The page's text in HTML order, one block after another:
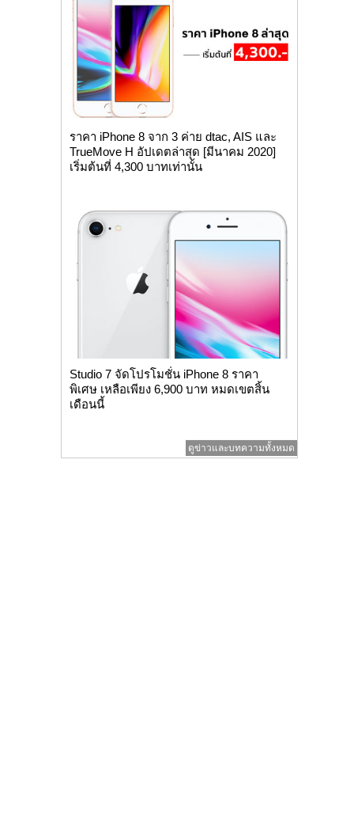
ราคา iPhone 8 จาก 3 ค่าย dtac, AIS และ
TrueMove H อัปเดตล่าสุด [มีนาคม 2020]
เริ่มต้นที่ 4,300 บาทเท่านั้น
Studio 7 จัดโปรโมชั่น iPhone 8 ราคา
พิเศษ เหลือเพียง 6,900 บาท หมดเขตสิ้น
เดือนนี้
ดูข่าวและบทความทั้งหมด